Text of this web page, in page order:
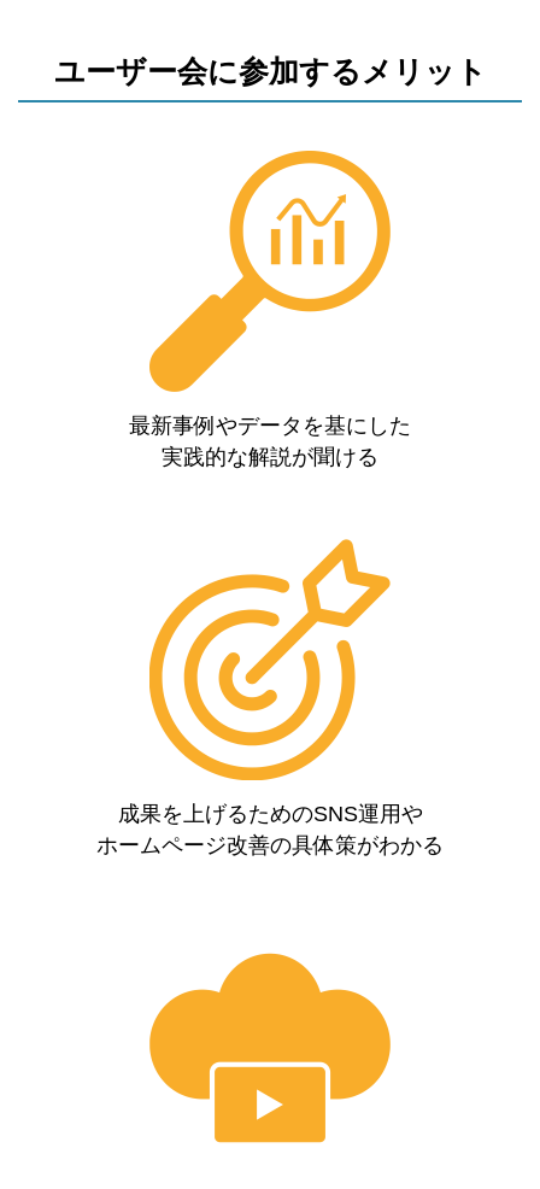
ユーザー会に参加するメリット
最新事例やデータを基にした
実践的な解説が聞ける
成果を上げるためのSNS運用や
ホームページ改善の具体策がわかる